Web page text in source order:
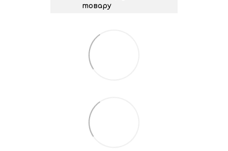
товару